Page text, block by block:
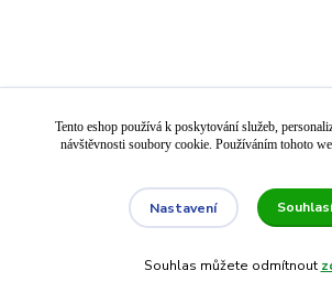
Tento eshop používá k poskytování služeb,
návštěvnosti soubory cookie. Používáním tohoto
Nastavení
Souhlas můžete odmítnout